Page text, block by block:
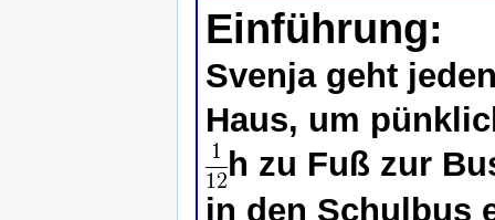
Einführung:
Svenja geht
Haus, um
h zu Fuß zur
in den Schulbus